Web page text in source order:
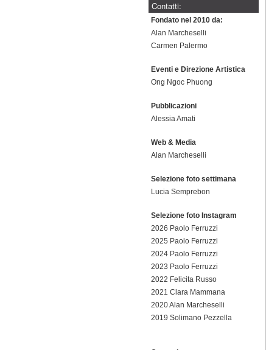
Contatti:
Fondato nel 2010 da:
Alan Marcheselli
Carmen Palermo
Eventi e Direzione Artistica
Ong Ngoc Phuong
Pubblicazioni
Alessia Amati
Web & Media
Alan Marcheselli
Selezione foto settimana
Lucia Semprebon
Selezione foto Instagram
2026 Paolo Ferruzzi
2025 Paolo Ferruzzi
2024 Paolo Ferruzzi
2023 Paolo Ferruzzi
2022 Felicita Russo
2021 Clara Mammana
2020 Alan Marcheselli
2019 Solimano Pezzella